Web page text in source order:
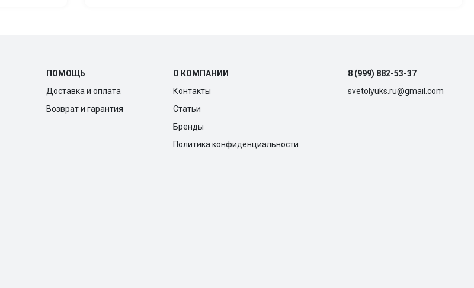
ПОМОЩЬ
Доставка и оплата
Возврат и гарантия
О КОМПАНИИ
Контакты
Статьи
Бренды
Политика конфиденциальности
8 (999) 882-53-37
svetolyuks.ru@gmail.com